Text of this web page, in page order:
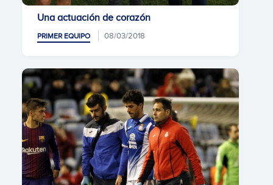
Una actuación de corazón
PRIMER EQUIPO 08/03/2018